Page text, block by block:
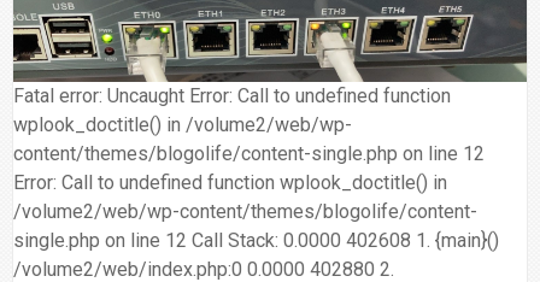
護
合
約
例
分
享
通
關
系
統
系
統
安
裝,
修,
價
路/
大
樓
網
公
司
網
路/
料
件
區
台
中
Fatal error: Uncaught Error: Call to undefined function
wplook_doctitle() in /volume2/web/wp-
content/themes/blogolife/content-single.php on line 12
Error: Call to undefined function wplook_doctitle() in
/volume2/web/wp-content/themes/blogolife/content-
single.php on line 12 Call Stack: 0.0000 402608 1. {main}()
/volume2/web/index.php:0 0.0000 402880 2.